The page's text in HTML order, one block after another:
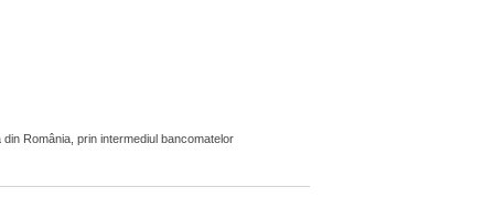
România, prin intermediul bancomatelor